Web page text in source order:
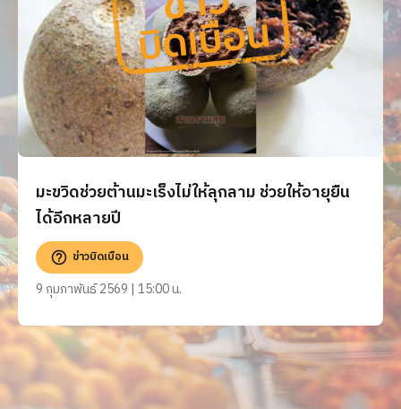
มะขวิดช่วยต้านมะเร็งไม่ให้ลุกลาม ช่วยให้อายุยืน
ได้อีกหลายปี
ข่าวบิดเบือน
9 กุมภาพันธ์ 2569 | 15:00 น.